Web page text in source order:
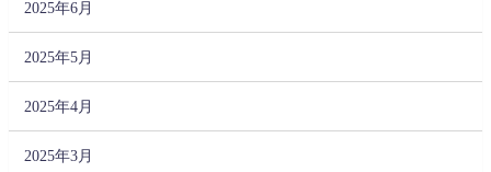
2025年6月
2025年5月
2025年4月
2025年3月